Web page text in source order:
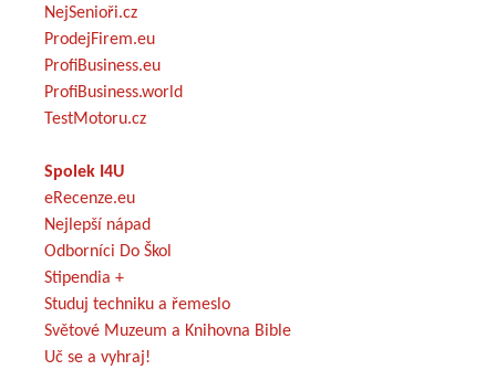
NejSenioři.cz
ProdejFirem.eu
ProfiBusiness.eu
ProfiBusiness.world
TestMotoru.cz
Spolek I4U
eRecenze.eu
Nejlepší nápad
Odborníci Do Škol
Stipendia +
Studuj techniku a řemeslo
Světové Muzeum a Knihovna Bible
Uč se a vyhraj!